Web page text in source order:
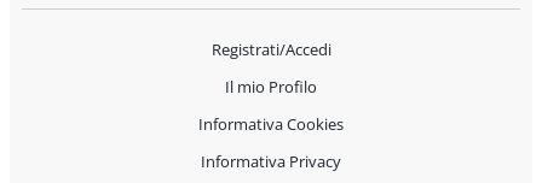
Registrati/Accedi
Il mio Profilo
Informativa Cookies
Informativa Privacy